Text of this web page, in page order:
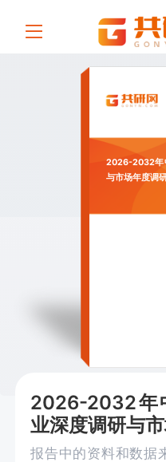
2026-2032年
与市场年度调
2026-2032年
业深度调研与
报告中的资料和数据